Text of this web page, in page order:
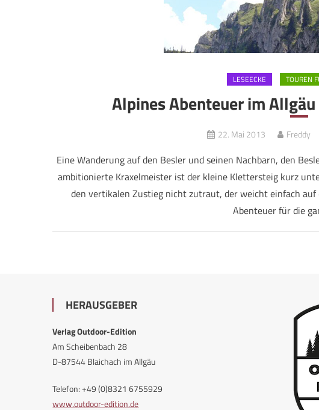
LESEECKE TOUREN
Alpines Abenteuer im
22. Mai 2013 Freddy
Eine Wanderung auf den Besler und seinen Nachbarn, den
ambitionierte Kraxelmeister ist der kleine Klettersteig kurz
den vertikalen Zustieg nicht zutraut, der weicht einfach
Abenteuer für die
HERAUSGEBER
Verlag Outdoor-Edition
Am Scheibenbach 28
D-87544 Blaichach im Allgäu
Telefon: +49 (0)8321 6755929
www.outdoor-edition.de